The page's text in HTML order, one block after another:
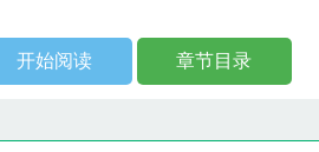
开始阅读 章节目录